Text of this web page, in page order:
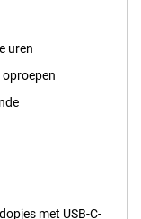
uren
oproepen
met USB-C-